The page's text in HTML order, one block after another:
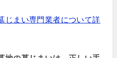
じまい専門業者について詳